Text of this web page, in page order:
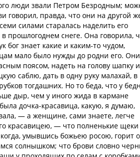
люди звали Петром Безродным;
говорил, правда, что они на другой
силами старалась наделить его
прошлогоднем снеге. Она говорила,
бог знает какие и каким-то чудом,
мало было нужды до родни его. Они
поясом, надеть на голову шапку
саблю, дать в одну руку малахай, в
тогдашних. Но то беда, что у
дыр, чем у иного жида в кармане
дочка-красавица, какую, я думаю,
— а женщине, сами знаете, легче
красавицею, — что полненькие щеки
умывшись божьею росою, горит
солнышком; что брови словно